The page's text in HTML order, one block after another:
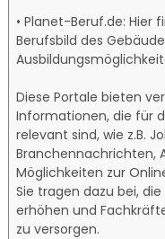
• Planet-Beruf.de:
Berufsbild des
Diese Portale bieten
Informationen, die für
relevant sind, wie z.B.
Branchennachrichten,
Möglichkeiten zur
Sie tragen dazu bei,
erhöhen und
zu versorgen.